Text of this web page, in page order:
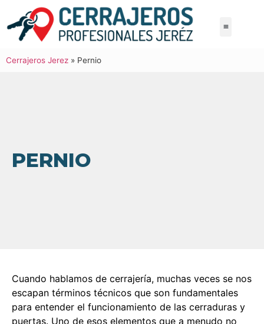
Cerrajeros Jerez » Pernio
PERNIO
Cuando hablamos de cerrajería, muchas veces se nos
escapan términos técnicos que son fundamentales
para entender el funcionamiento de las cerraduras y
puertas. Uno de esos elementos que a menudo no